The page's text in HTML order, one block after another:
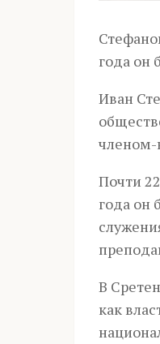
года он
Иван
членом-
Почти
года он
В
как